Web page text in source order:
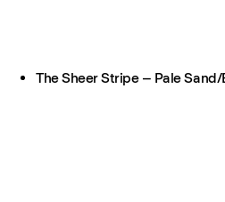
The Sheer Stripe – Pale Sand/